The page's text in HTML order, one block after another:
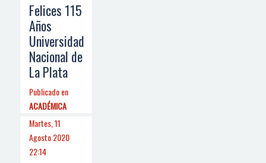
Felices 115
Años
Universidad
Nacional de
La Plata
Publicado en
ACADÉMICA
Martes, 11
Agosto 2020
22:14